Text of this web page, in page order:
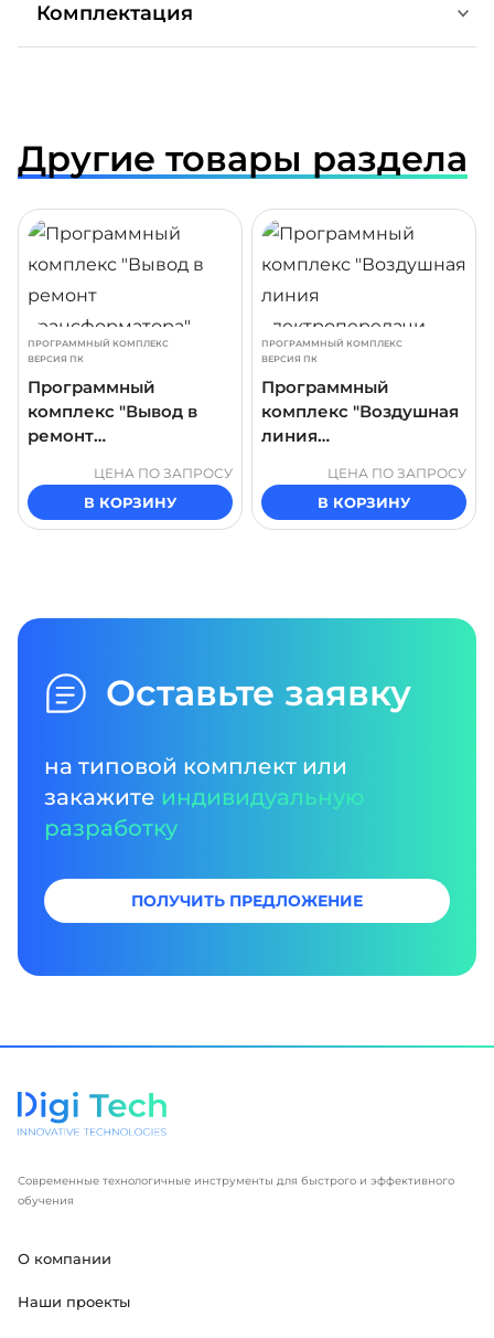
Комплектация
Другие товары раздела
ПРОГРАММНЫЙ КОМПЛЕКС
ВЕРСИЯ ПК
Программный
комплекс "Вывод в
ремонт
ЦЕНА ПО ЗАПРОСУ
В КОРЗИНУ
ПРОГРАММНЫЙ КОМПЛЕКС
ВЕРСИЯ ПК
Программный
комплекс "Воздушная
линия
Комплектная
трансформаторная
подстанция мачтового
ЦЕНА ПО ЗАПРОСУ
В КОРЗИНУ
ПОДРОБНЕЕ
Оставьте заявку
на типовой комплект или
закажите индивидуальную
разработку
ПОЛУЧИТЬ ПРЕДЛОЖЕНИЕ
Современные технологичные инструменты для быстрого и эффективного
обучения
О компании
Наши проекты